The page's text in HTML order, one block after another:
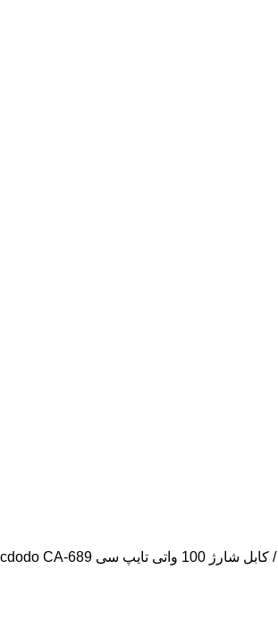
/ کابل شارژ 100 واتی تایپ سی Mcdodo CA-689